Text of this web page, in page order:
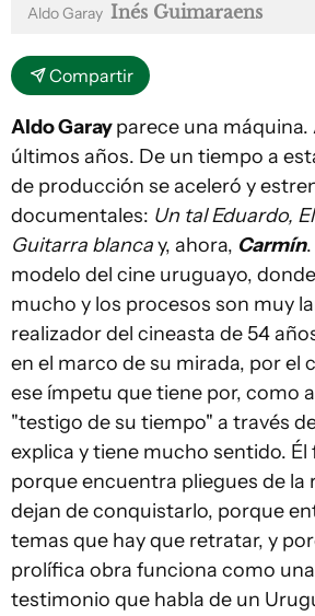
Aldo Garay Inés Guimaraens
Compartir
Aldo Garayparece una máquina.
últimos años. De un tiempo a
de producción se aceleró y
documentales: Un tal Eduardo,
Guitarra blancay, ahora, Carmín
modelo del cine uruguayo,
mucho y los procesos son muy
realizador del cineasta de 54
en el marco de su mirada, por el
ese ímpetu que tiene por, como
"testigo de su tiempo" a través
explica y tiene mucho sentido. Él
porque encuentra pliegues de la
dejan de conquistarlo, porque
temas que hay que retratar, y
prolífica obra funciona como
testimonio que habla de un